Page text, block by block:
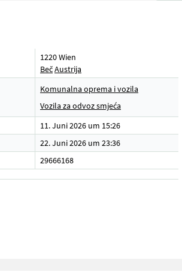
1220 Wien
BečAustrija
Komunalna oprema i vozila
Vozila za odvoz smjeća
11. Juni 2026 um 15:26
22. Juni 2026 um 23:36
29666168